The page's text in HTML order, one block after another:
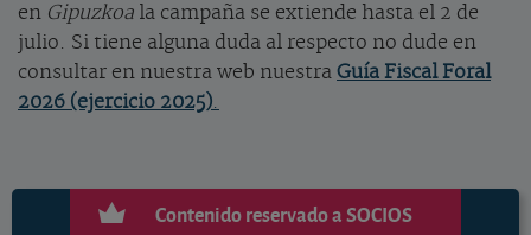
en Gipuzkoa la campaña se extiende hasta el 2 de
julio. Si tiene alguna duda al respecto no dude en
consultar en nuestra web nuestra Guía Fiscal Foral
2026 (ejercicio 2025).
Contenido reservado a SOCIOS